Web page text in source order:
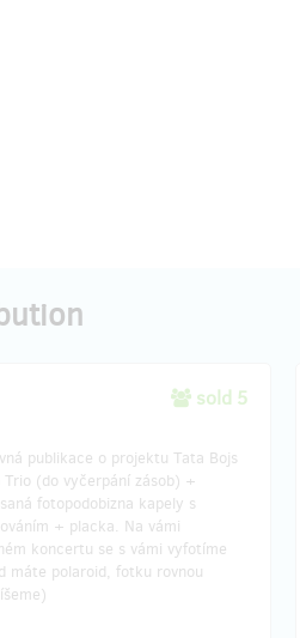
sold 5
publikace o projektu Tata Bojs
Trio (do vyčerpání zásob) +
fotopodobizna kapely s
+ placka. Na vámi
koncertu se s vámi vyfotíme
máte polaroid, fotku rovnou